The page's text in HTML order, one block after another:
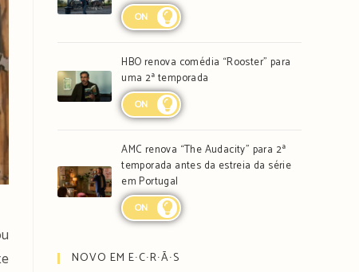
ON
HBO renova comédia “Rooster” para
uma 2ª temporada
ON
AMC renova “The Audacity” para 2ª
temporada antes da estreia da série
em Portugal
ON
NOVO EM E∙C∙R∙Ã∙S